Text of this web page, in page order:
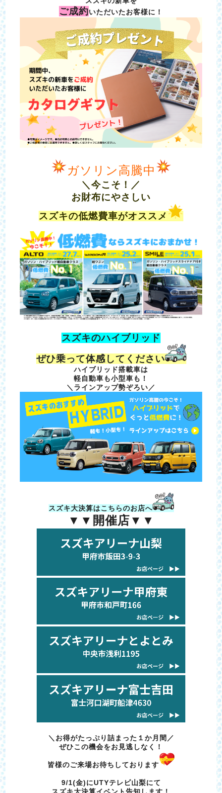
ご成約いただいたお客様に！
ガソリン高騰中
＼今こそ！／
お財布にやさしい
スズキの低燃費車がオススメ
スズキのハイブリッド
ぜひ乗って体感してください
ハイブリッド搭載車は
軽自動車も小型車も！
＼ラインアップ勢ぞろい／
スズキ大決算はこちらのお店へ
▼▼開催店▼▼
＼お得がたっぷり詰まった１か月間／
ぜひこの機会をお見逃しなく！
皆様のご来場お待ちしております
9/1(金)にUTYテレビ山梨にて
スズキ大決算イベント告知します！